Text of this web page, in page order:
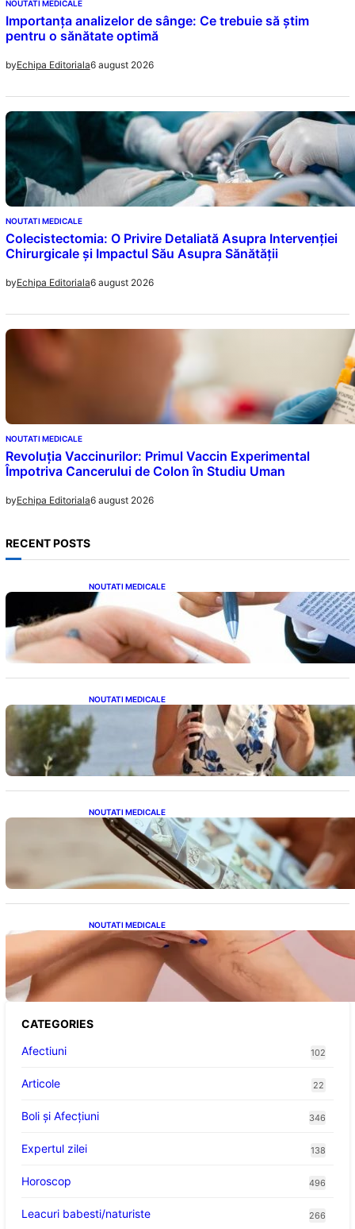
NOUTATI MEDICALE
Importanța analizelor de sânge: Ce trebuie să știm
pentru o sănătate optimă
byEchipa Editoriala6 august 2026
NOUTATI MEDICALE
Colecistectomia: O Privire Detaliată Asupra Intervenției
Chirurgicale și Impactul Său Asupra Sănătății
byEchipa Editoriala6 august 2026
NOUTATI MEDICALE
Revoluția Vaccinurilor: Primul Vaccin Experimental
Împotriva Cancerului de Colon în Studiu Uman
byEchipa Editoriala6 august 2026
RECENT POSTS
NOUTATI MEDICALE
Acordul României cu Banca Mondială: O
Analiză Detaliată a Împrumutului și
Condițiilor Impuse
NOUTATI MEDICALE
Nașterea prințesei Eugenie la Lisabona: O
alegere plină de semnificație pentru familia
regală britanică
NOUTATI MEDICALE
Revoluția Bateriilor pentru Telefoane:
Avantaje, Provocări și Viitorul Tehnologiei
Energetice
NOUTATI MEDICALE
Varicele și Umflarea Picioarelor pe Caniculă:
Înțelegerea Simptomelor și Măsurilor de
Prevenție
CATEGORIES
Afectiuni
102
Articole 22
Boli și Afecțiuni 346
Expertul zilei 138
Horoscop 496
Leacuri babesti/naturiste 266